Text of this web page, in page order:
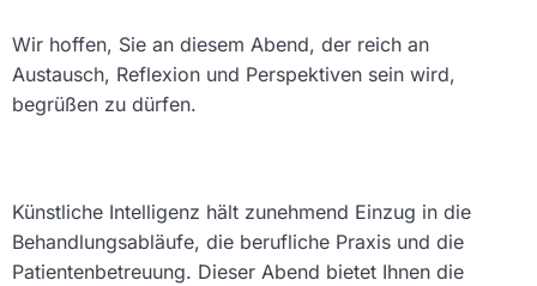
Wir hoffen, Sie an diesem Abend, der reich an
Austausch, Reflexion und Perspektiven sein wird,
begrüßen zu dürfen.
Künstliche Intelligenz hält zunehmend Einzug in die
Behandlungsabläufe, die berufliche Praxis und die
Patientenbetreuung. Dieser Abend bietet Ihnen die